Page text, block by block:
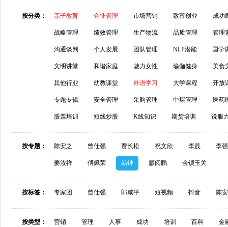
按分类： 亲子教育 企业管理 市场营销 致富创业 成功
战略管理 绩效管理 生产物流 品质管理 管理
沟通谈判 个人发展 团队管理 NLP潜能 国学
文明讲堂 和谐家庭 魅力女性 瑜伽健身 美食
其他行业 幼教课堂 外语学习 大学课程 开放
专题专辑 安全管理 采购管理 中层管理 医药
股票培训 短线炒股 K线知识 期货培训 说服
按专题： 陈安之 曾仕强 贾长松 祝文欣 李践 李强
姜汝祥 傅佩荣 易钟 廖阅鹏 金锁玉关
按标签： 专家团 曾仕强 郎咸平 短视频 抖音 陈
按类型： 营销 管理 人事 成功 培训 百科 金